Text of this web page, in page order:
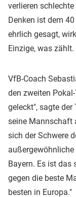
verlieren
Denken ist dem
ehrlich gesagt,
Einzige, was
VfB-Coach
den zweiten
geleckt", sagte
seine Mannschaft
sich der Schwere
Bayern. Es ist das
gegen die beste
besten in Europa."